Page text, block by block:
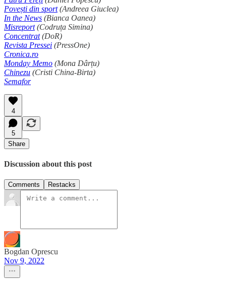
Povești din sport(Andreea Giuclea)
In the News (Bianca Oanea)
Misreport(Codruța Simina)
Concentrat(DoR)
Revista Pressei (PressOne)
Cronica.ro
Monday Memo (Mona Dârțu)
Chinezu (Cristi China-Birta)
Semafor
4
5
Share
Discussion about this post
Comments Restacks
Bogdan Oprescu
Nov 9, 2022